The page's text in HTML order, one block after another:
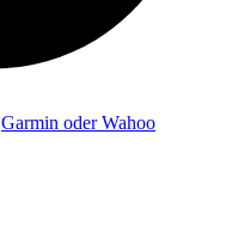
Garmin oder Wahoo